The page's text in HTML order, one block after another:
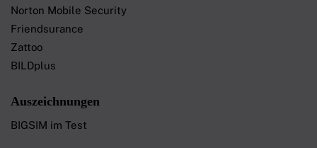
Norton Mobile Security
Friendsurance
Zattoo
BILDplus
Auszeichnungen
BIGSIM im Test